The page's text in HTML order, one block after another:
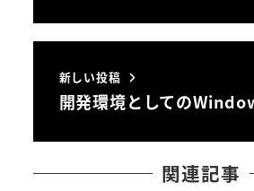
新しい投稿
開発環境としての
関連記事